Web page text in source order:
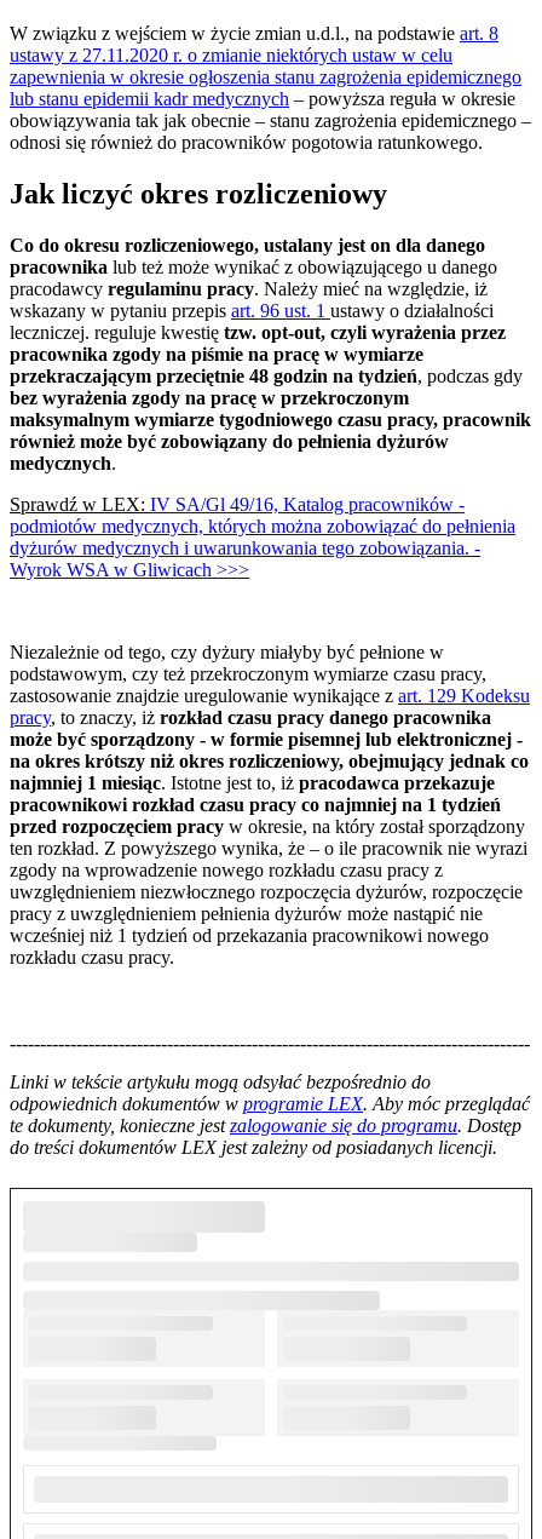
W związku z wejściem w życie zmian u.d.l., na podstawie art. 8
ustawy z 27.11.2020 r. o zmianie niektórych ustaw w celu
zapewnienia w okresie ogłoszenia stanu zagrożenia epidemicznego
lub stanu epidemii kadr medycznych – powyższa reguła w okresie
obowiązywania tak jak obecnie – stanu zagrożenia epidemicznego –
odnosi się również do pracowników pogotowia ratunkowego.
Jak liczyć okres rozliczeniowy
Co do okresu rozliczeniowego, ustalany jest on dla danego
pracownika lub też może wynikać z obowiązującego u danego
pracodawcy regulaminu pracy. Należy mieć na względzie, iż
wskazany w pytaniu przepis art. 96 ust. 1 ustawy o działalności
leczniczej. reguluje kwestię tzw. opt-out, czyli wyrażenia przez
pracownika zgody na piśmie na pracę w wymiarze
przekraczającym przeciętnie 48 godzin na tydzień, podczas gdy
bez wyrażenia zgody na pracę w przekroczonym
maksymalnym wymiarze tygodniowego czasu pracy, pracownik
również może być zobowiązany do pełnienia dyżurów
medycznych.
Sprawdź w LEX: IV SA/Gl 49/16, Katalog pracowników -
podmiotów medycznych, których można zobowiązać do pełnienia
dyżurów medycznych i uwarunkowania tego zobowiązania. -
Wyrok WSA w Gliwicach >>>
Niezależnie od tego, czy dyżury miałyby być pełnione w
podstawowym, czy też przekroczonym wymiarze czasu pracy,
zastosowanie znajdzie uregulowanie wynikające z art. 129 Kodeksu
pracy, to znaczy, iż rozkład czasu pracy danego pracownika
może być sporządzony - w formie pisemnej lub elektronicznej -
na okres krótszy niż okres rozliczeniowy, obejmujący jednak co
najmniej 1 miesiąc. Istotne jest to, iż pracodawca przekazuje
pracownikowi rozkład czasu pracy co najmniej na 1 tydzień
przed rozpoczęciem pracy w okresie, na który został sporządzony
ten rozkład. Z powyższego wynika, że – o ile pracownik nie wyrazi
zgody na wprowadzenie nowego rozkładu czasu pracy z
uwzględnieniem niezwłocznego rozpoczęcia dyżurów, rozpoczęcie
pracy z uwzględnieniem pełnienia dyżurów może nastąpić nie
wcześniej niż 1 tydzień od przekazania pracownikowi nowego
rozkładu czasu pracy.
--------------------------------------------------------------------------------------
Linki w tekście artykułu mogą odsyłać bezpośrednio do
odpowiednich dokumentów w programie LEX. Aby móc przeglądać
te dokumenty, konieczne jestzalogowanie się do programu. Dostęp
do treści dokumentów LEX jest zależny od posiadanych licencji.